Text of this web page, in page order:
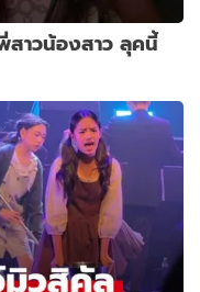
าวน้องสาว ลุคนี้